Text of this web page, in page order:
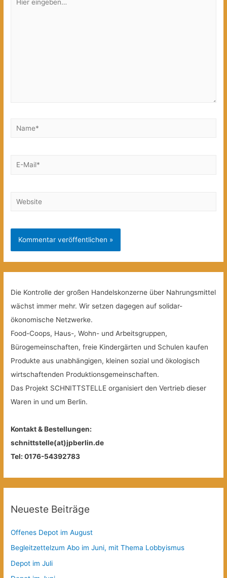
eingeben…
Name*
E-
Website
Die Kontrolle der großen Handelskonzerne über Nahrungsmittel
wächst immer mehr. Wir setzen dagegen auf solidar-
ökonomische Netzwerke.
Food-Coops, Haus-, Wohn- und Arbeitsgruppen,
Bürogemeinschaften, freie Kindergärten und Schulen kaufen
Produkte aus unabhängigen, kleinen sozial und ökologisch
wirtschaftenden Produktionsgemeinschaften.
Das Projekt SCHNITTSTELLE organisiert den Vertrieb dieser
Waren in und um Berlin.
Kontakt & Bestellungen:
schnittstelle(at)jpberlin.de
Tel: 0176-54392783
Neueste Beiträge
Offenes Depot im August
Begleitzettelzum Abo im Juni, mit Thema Lobbyismus
Depot im Juli